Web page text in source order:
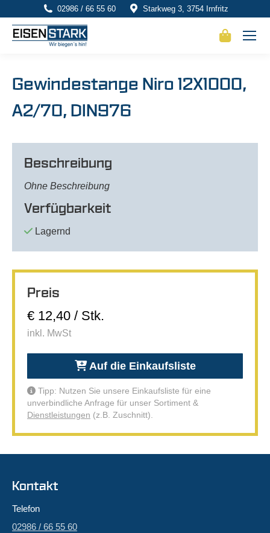
02986 / 66 55 60 Starkweg 3, 3754 Irnfritz
Gewindestange Niro 12X1000,
A2/70, DIN976
Beschreibung
Ohne Beschreibung
Verfügbarkeit
Lagernd
Preis
€ 12,40 / Stk.
inkl. MwSt
Auf die Einkaufsliste
Tipp: Nutzen Sie unsere Einkaufsliste für eine
unverbindliche Anfrage für unser Sortiment &
Dienstleistungen (z.B. Zuschnitt).
Kontakt
Telefon
02986 / 66 55 60